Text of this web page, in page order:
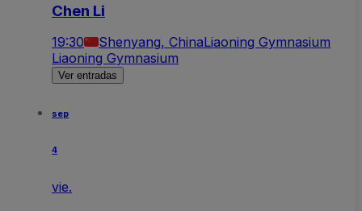
Chen Li
19:30 Shenyang, ChinaLiaoning Gymnasium
Liaoning Gymnasium
Ver entradas
sep
4
vie.